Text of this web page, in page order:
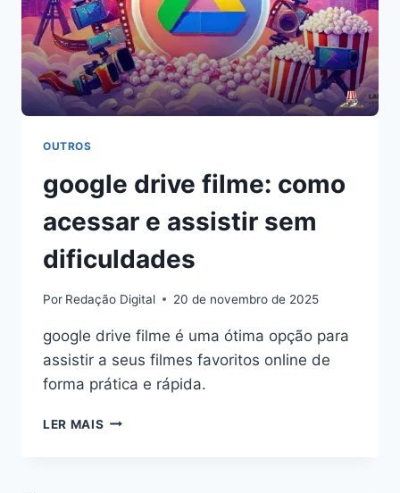
OUTROS
google drive filme: como
acessar e assistir sem
dificuldades
Por Redação Digital 20 de novembro de 2025
google drive filme é uma ótima opção para
assistir a seus filmes favoritos online de
forma prática e rápida.
LER MAIS GOOGLE